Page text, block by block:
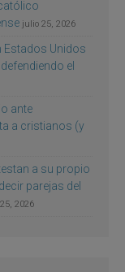
julio 25, 2026
Estados Unidos
el
ante
a cristianos (y
a su propio
parejas del
2026